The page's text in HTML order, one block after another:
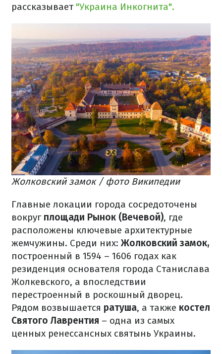
рассказывает "Украина Инкогнита".
Жолковский замок / фото Википедии
Главные локации города сосредоточены
вокруг площади Рынок (Вечевой), где
расположены ключевые архитектурные
жемчужины. Среди них: Жолковский замок,
построенный в 1594 – 1606 годах как
резиденция основателя города Станислава
Жолкевского, а впоследствии
перестроенный в роскошный дворец.
Рядом возвышается ратуша, а также костел
Святого Лаврентия – одна из самых
ценных ренессансных святынь Украины.